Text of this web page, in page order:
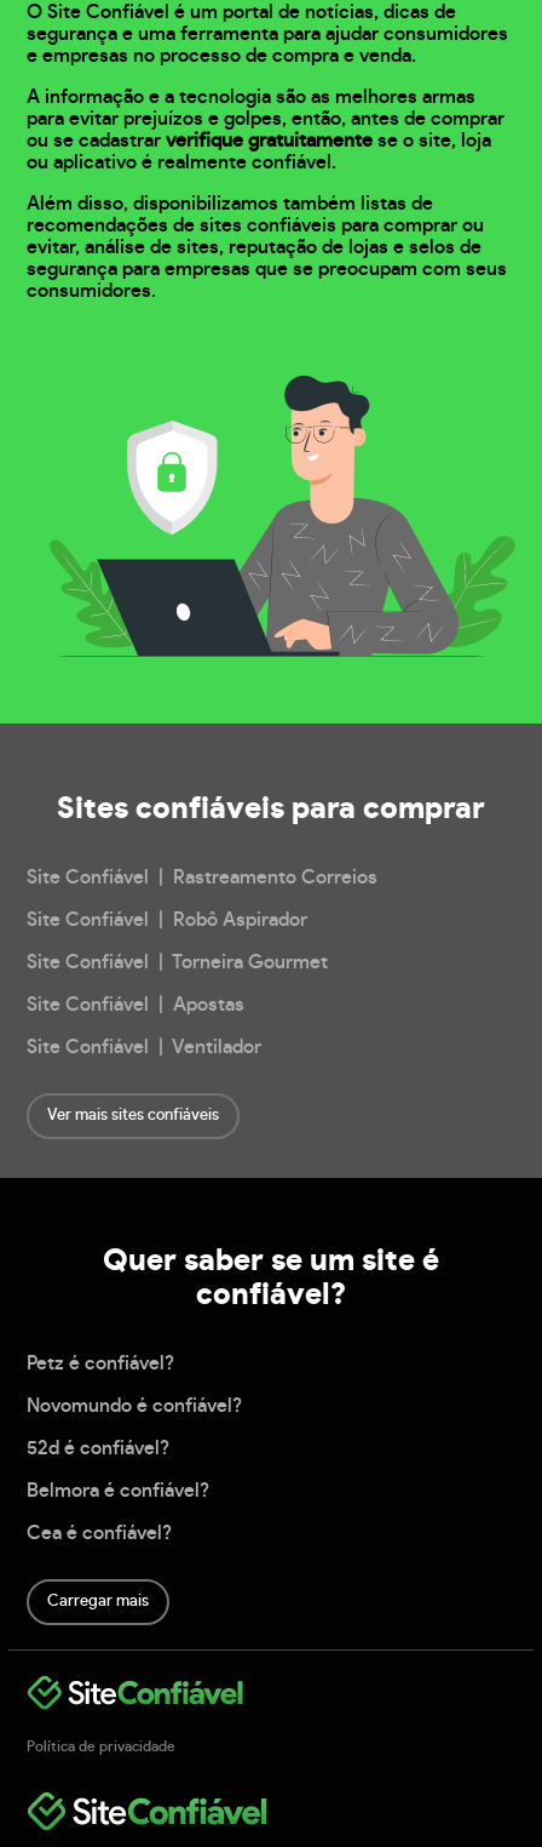
O Site Confiável é um portal de notícias, dicas de
segurança e uma ferramenta para ajudar consumidores
e empresas no processo de compra e venda.
A informação e a tecnologia são as melhores armas
para evitar prejuízos e golpes, então, antes de comprar
ou se cadastrarverifique gratuitamente se o site, loja
ou aplicativo é realmente confiável.
Além disso, disponibilizamos também listas de
recomendações de sites confiáveis para comprar ou
evitar, análise de sites, reputação de lojas e selos de
segurança para empresas que se preocupam com seus
consumidores.
Sites confiáveis para comprar
Site Confiável | Rastreamento Correios
Site Confiável | Robô Aspirador
Site Confiável | Torneira Gourmet
Site Confiável | Apostas
Site Confiável | Ventilador
Ver mais sites confiáveis
Quer saber se um site é
confiável?
Petz é confiável?
Novomundo é confiável?
52d é confiável?
Belmora é confiável?
Cea é confiável?
Carregar mais
Política de privacidade